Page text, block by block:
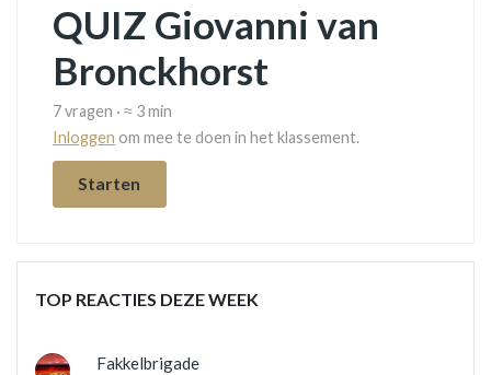
QUIZ Giovanni van
Bronckhorst
7 vragen · ≈ 3 min
Inloggen om mee te doen in het klassement.
Starten
TOP REACTIES DEZE WEEK
Fakkelbrigade